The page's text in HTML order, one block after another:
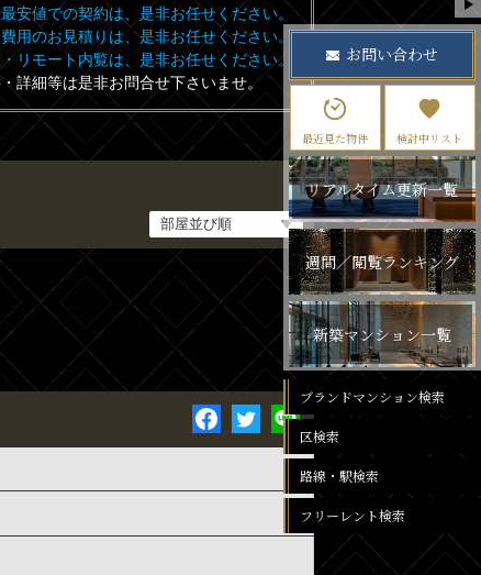
安値での契約は、是非お任せください。
用のお見積りは、是非お任せください。
リモート内覧は、是非お任せください。
詳細等は是非お問合せ下さいませ。
お問い合わせ
最近見た物件 検討中リスト
リアルタイム更新一覧
週間／閲覧ランキング
新築マンション一覧
ブランドマンション検索
区検索
路線・駅検索
フリーレント検索